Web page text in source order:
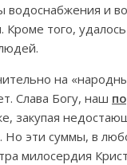
водоснабжения и
того,
на
Слава Богу, наш
закупая
Но эти суммы, в
милосердия